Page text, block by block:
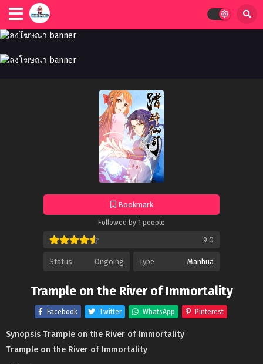
Bookmark
Followed by 1 people
9.0
Status Ongoing Type Manhua
Trample on the River of Immortality
Facebook Twitter WhatsApp Pinterest
Synopsis Trample on the River of Immortality
Trample on the River of Immortality